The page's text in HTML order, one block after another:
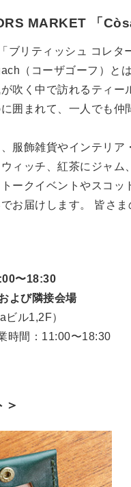
MARKET 「
ブリティッシュ コレ
（コーザゴーフ）と
吹く中で訪れるティ
囲まれて、一人でも
服飾雑貨やインテリ
ィッチ、紅茶にジャム
ークイベントやスコ
お届けします。 皆さま
〜18:30
よび隣接会場
ビル1,2F）
時間：11:00〜18:30
＞